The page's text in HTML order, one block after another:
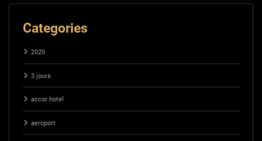
Categories
2020
3 jours
accor hotel
aeroport